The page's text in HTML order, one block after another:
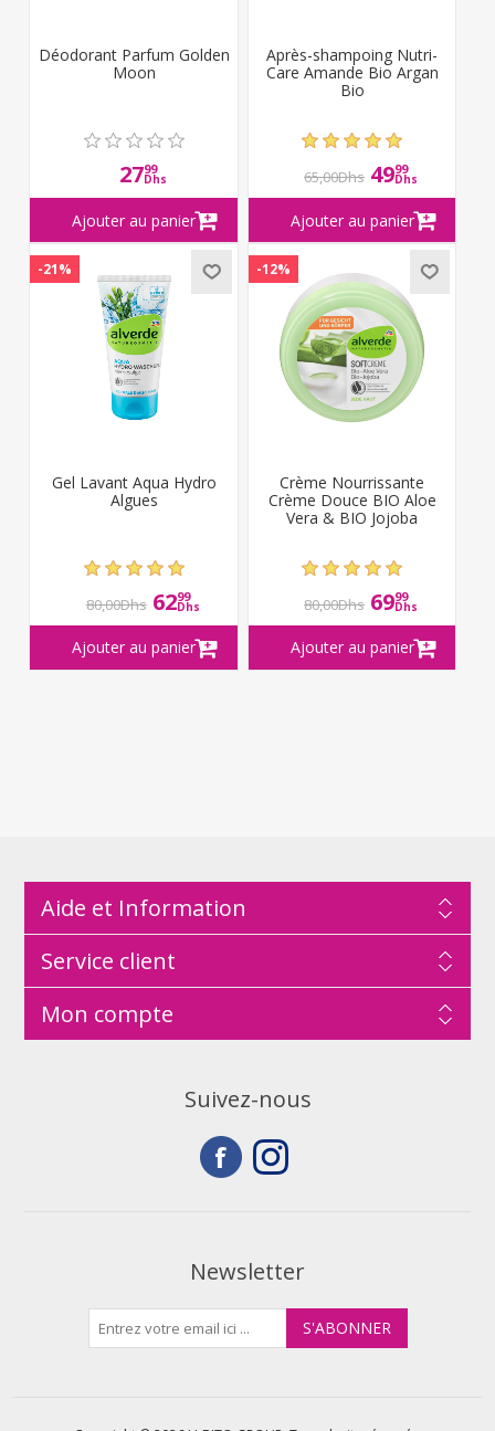
Déodorant Parfum Golden
Moon
2799
Dhs
Après-shampoing Nutri-
Care Amande Bio Argan
Bio
65,00Dhs 4999
Dhs
-21%
Gel Lavant Aqua Hydro
Algues
80,00Dhs 6299
Dhs
-12%
Crème Nourrissante
Crème Douce BIO Aloe
Vera & BIO Jojoba
80,00Dhs 6999
Dhs
Aide et Information
Service client
Mon compte
Suivez-nous
Newsletter